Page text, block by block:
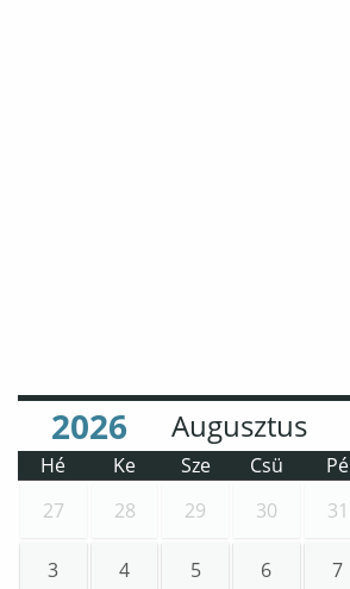
Hónap:
Hé Ke Sze Csü Pé
27
28 29 30 31
3 4 5 6 7